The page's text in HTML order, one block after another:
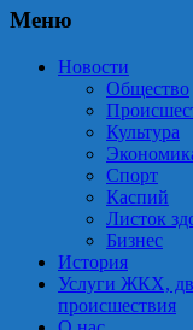
Меню
Новости
Общество
Культура
Спорт
Каспий
Листок
Бизнес
История
Услуги ЖКХ,
происшествия